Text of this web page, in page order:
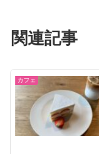
関連記事
カフェ